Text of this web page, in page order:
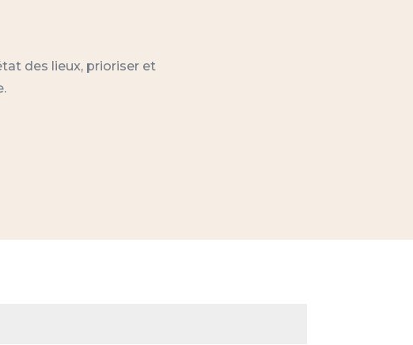
des lieux, prioriser et